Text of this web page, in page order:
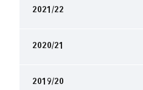
2021/22
2020/21
2019/20